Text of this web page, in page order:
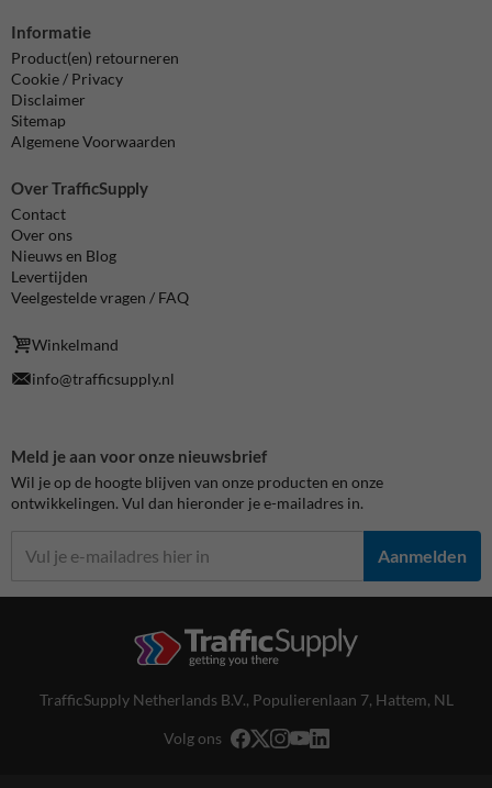
Informatie
Product(en) retourneren
Cookie / Privacy
Disclaimer
Sitemap
Algemene Voorwaarden
Over TrafficSupply
Contact
Over ons
Nieuws en Blog
Levertijden
Veelgestelde vragen / FAQ
Winkelmand
info@trafficsupply.nl
Meld je aan voor onze nieuwsbrief
Wil je op de hoogte blijven van onze producten en onze
ontwikkelingen. Vul dan hieronder je e-mailadres in.
Aanmelden
TrafficSupply Netherlands B.V., Populierenlaan 7, Hattem, NL
Volg ons